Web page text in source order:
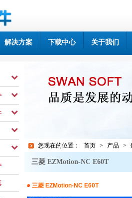
解决方案 下载中心 关于我们
您现在的位置： 首页 > 产品 >
三菱 EZMotion-NC E60T
三菱 EZMotion-NC E60T